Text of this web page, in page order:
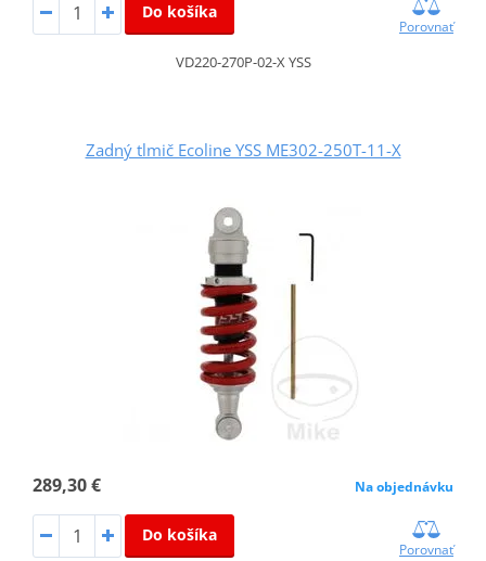
Do košíka
Porovnať
VD220-270P-02-X YSS
Zadný tlmič Ecoline YSS ME302-250T-11-X
289,30 € Na objednávku
Do košíka
Porovnať